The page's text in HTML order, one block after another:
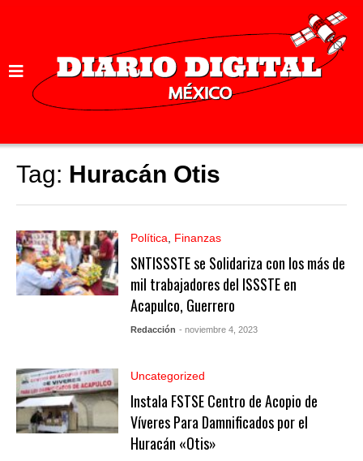
Tag: Huracán Otis
Política Finanzas
SNTISSSTE se Solidariza con los más de
mil trabajadores del ISSSTE en
Acapulco, Guerrero
Redacción - noviembre 4, 2023
Uncategorized
Instala FSTSE Centro de Acopio de
Víveres Para Damnificados por el
Huracán «Otis»